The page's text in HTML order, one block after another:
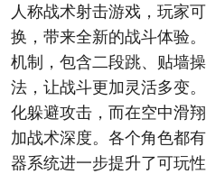
人称战术射击游戏，玩家
换，带来全新的战斗体验
机制，包含二段跳、贴墙
法，让战斗更加灵活多变
化躲避攻击，而在空中滑
加战术深度。各个角色都
器系统进一步提升了可玩